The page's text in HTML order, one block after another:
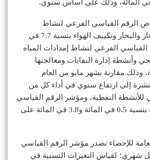
الرقم القياسي الفرعي لنشاط
إمدادات الكهرباء والغاز والبخار وتكييف الهواء بنسبة 7.7 في
القياسي الفرعي لنشاط إمدادات المياه
وأنشطة إدارة النفايات ومعالجتها
المائة، وذلك مقارنة بشهر مايو من العام
إلى ارتفاع سنوي في أداء كل من
للأنشطة النفطية، ومؤشر الرقم القياسي
للأنشطة غير النفطية بنسبة 0.5 في المائة و3.8 في المائة على
للإحصاء تصدر مؤشر الرقم القياسي
شهري؛ لقياس التغيرات النسبية في